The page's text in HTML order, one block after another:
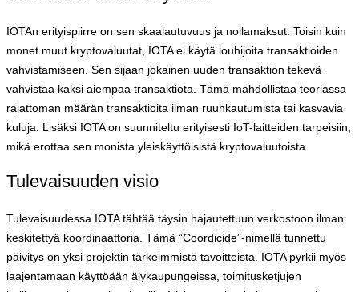
IOTAn erityispiirre on sen skaalautuvuus ja nollamaksut. Toisin kuin
monet muut kryptovaluutat, IOTA ei käytä louhijoita transaktioiden
vahvistamiseen. Sen sijaan jokainen uuden transaktion tekevä
vahvistaa kaksi aiempaa transaktiota. Tämä mahdollistaa teoriassa
rajattoman määrän transaktioita ilman ruuhkautumista tai kasvavia
kuluja. Lisäksi IOTA on suunniteltu erityisesti IoT-laitteiden tarpeisiin,
mikä erottaa sen monista yleiskäyttöisistä kryptovaluutoista.
Tulevaisuuden visio
Tulevaisuudessa IOTA tähtää täysin hajautettuun verkostoon ilman
keskitettyä koordinaattoria. Tämä “Coordicide”-nimellä tunnettu
päivitys on yksi projektin tärkeimmistä tavoitteista. IOTA pyrkii myös
laajentamaan käyttöään älykaupungeissa, toimitusketjujen